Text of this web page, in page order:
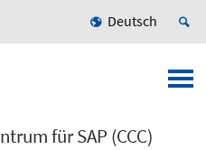
Deutsch
für SAP (CCC)